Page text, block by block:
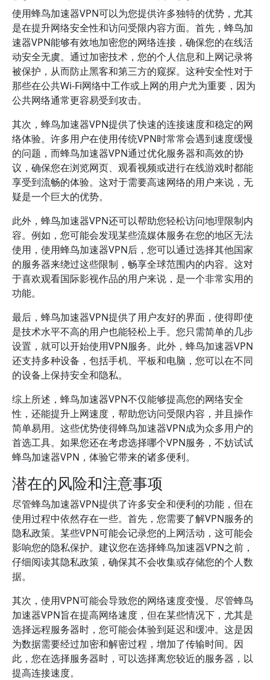
使用蜂鸟加速器VPN可以为您提供许多独特的优势，尤其
是在提升网络安全性和访问受限内容方面。首先，蜂鸟加
速器VPN能够有效地加密您的网络连接，确保您的在线活
动安全无虞。通过加密技术，您的个人信息和上网记录将
被保护，从而防止黑客和第三方的窥探。这种安全性对于
那些在公共Wi-Fi网络中工作或上网的用户尤为重要，因为
公共网络通常更容易受到攻击。
其次，蜂鸟加速器VPN提供了快速的连接速度和稳定的网
络体验。许多用户在使用传统VPN时常常会遇到速度缓慢
的问题，而蜂鸟加速器VPN通过优化服务器和高效的协
议，确保您在浏览网页、观看视频或进行在线游戏时都能
享受到流畅的体验。这对于需要高速网络的用户来说，无
疑是一个巨大的优势。
此外，蜂鸟加速器VPN还可以帮助您轻松访问地理限制内
容。例如，您可能会发现某些流媒体服务在您的地区无法
使用，使用蜂鸟加速器VPN后，您可以通过选择其他国家
的服务器来绕过这些限制，畅享全球范围内的内容。这对
于喜欢观看国际影视作品的用户来说，是一个非常实用的
功能。
最后，蜂鸟加速器VPN提供了用户友好的界面，使得即使
是技术水平不高的用户也能轻松上手。您只需简单的几步
设置，就可以开始使用VPN服务。此外，蜂鸟加速器VPN
还支持多种设备，包括手机、平板和电脑，您可以在不同
的设备上保持安全和隐私。
综上所述，蜂鸟加速器VPN不仅能够提高您的网络安全
性，还能提升上网速度，帮助您访问受限内容，并且操作
简单易用。这些优势使得蜂鸟加速器VPN成为众多用户的
首选工具。如果您还在考虑选择哪个VPN服务，不妨试试
蜂鸟加速器VPN，体验它带来的诸多便利。
潜在的风险和注意事项
尽管蜂鸟加速器VPN提供了许多安全和便利的功能，但在
使用过程中依然存在一些。首先，您需要了解VPN服务的
隐私政策。某些VPN可能会记录您的上网活动，这可能会
影响您的隐私保护。建议您在选择蜂鸟加速器VPN之前，
仔细阅读其隐私政策，确保其不会收集或存储您的个人数
据。
其次，使用VPN可能会导致您的网络速度变慢。尽管蜂鸟
加速器VPN旨在提高网络速度，但在某些情况下，尤其是
选择远程服务器时，您可能会体验到延迟和缓冲。这是因
为数据需要经过加密和解密过程，增加了传输时间。因
此，您在选择服务器时，可以选择离您较近的服务器，以
提高连接速度。